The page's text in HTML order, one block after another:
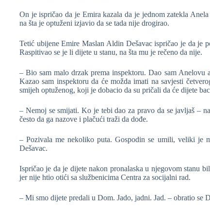
On je ispričao da je Emira kazala da je jednom zatekla
na šta je optuženi izjavio da se tada nije drogirao.
Tetić ubijene Emire Maslan Aldin Dešavac ispričao je da je
Raspitivao se je li dijete u stanu, na šta mu je rečeno da nije.
– Bio sam malo drzak prema inspektoru. Dao sam
Kazao sam inspektoru da će možda imati na savjesti
smijeh optuženog, koji je dobacio da su pričali da će dijete
– Nemoj se smijati. Ko je tebi dao za pravo da se javljaš –
često da ga nazove i plačući traži da dođe.
– Pozivala me nekoliko puta. Gospodin se umili, veliki je
Dešavac.
Ispričao je da je dijete nakon pronalaska u njegovom stanu
jer nije htio otići sa službenicima Centra za socijalni rad.
– Mi smo dijete predali u Dom. Jado, jadni. Jad. – obratio se